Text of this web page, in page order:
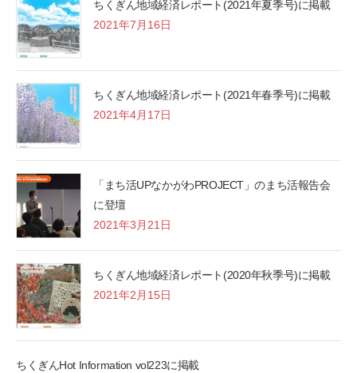
ちくぎん地域経済レポート(2021年夏季号)に掲載
2021年7月16日
ちくぎん地域経済レポート(2021年春季号)に掲載
2021年4月17日
「まち活UPなかがわPROJECT」のまち活報告会
に登壇
2021年3月21日
ちくぎん地域経済レポート(2020年秋季号)に掲載
2021年2月15日
ちくぎんHot Information vol223に掲載